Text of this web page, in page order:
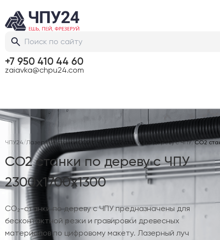
+7 950 410 44 60
zaiavka@chpu24.com
ЧПУ24/Лазерные станки CO2 с ЧПУ CO2 станки по дереву с ЧПУ/CO2
CO2 станки по дереву с ЧПУ
2300х1700х1300
CO₂-станки по дереву с ЧПУ предназначены для
бесконтактной резки и гравировки древесных
материалов по цифровому макету. Лазерный луч